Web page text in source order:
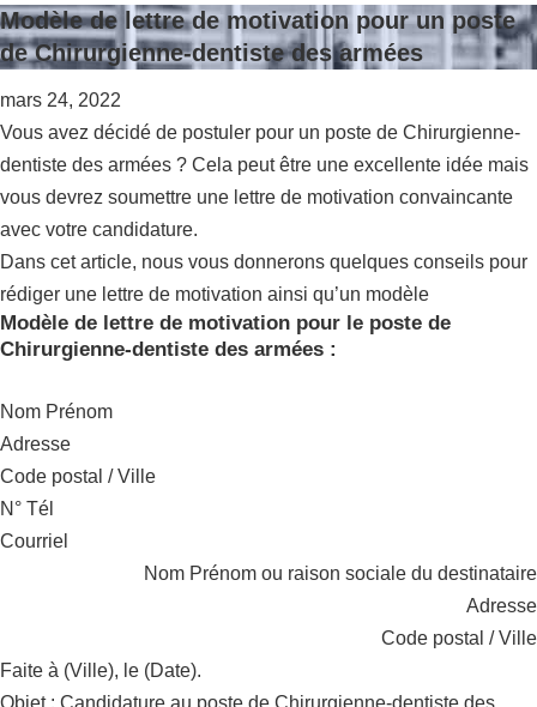
Modèle de lettre de motivation pour un poste
de Chirurgienne-dentiste des armées
mars 24, 2022
Vous avez décidé de postuler pour un poste de Chirurgienne-
dentiste des armées ? Cela peut être une excellente idée mais
vous devrez soumettre une lettre de motivation convaincante
avec votre candidature.
Dans cet article, nous vous donnerons quelques conseils pour
rédiger une lettre de motivation ainsi qu’un modèle
Modèle de lettre de motivation pour le poste de
Chirurgienne-dentiste des armées :
Nom Prénom
Adresse
Code postal / Ville
N° Tél
Courriel
Nom Prénom ou raison sociale du destinataire
Adresse
Code postal / Ville
Faite à (Ville), le (Date).
Objet : Candidature au poste de Chirurgienne-dentiste des